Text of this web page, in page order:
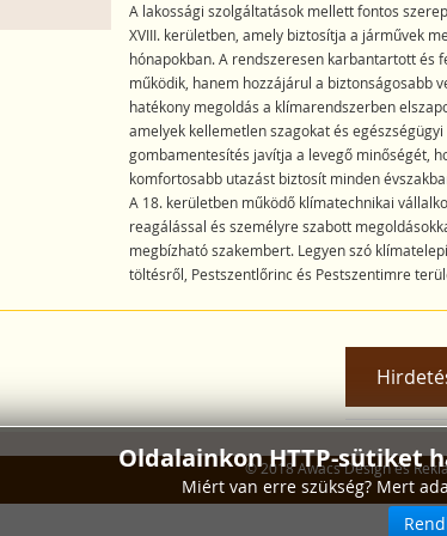
A lakossági szolgáltatások mellett fontos
XVIII. kerületben, amely biztosítja a járművek
hónapokban. A rendszeresen karbantartott és
működik, hanem hozzájárul a biztonságosabb
hatékony megoldás a klímarendszerben
amelyek kellemetlen szagokat és
gombamentesítés javítja a levegő minőségét,
komfortosabb utazást biztosít minden
A 18. kerületben működő klímatechnikai
reagálással és személyre szabott
megbízható szakembert. Legyen szó
töltésről, Pestszentlőrinc és Pestszentimre
Oldalainkon HTTP-sütiket
Miért van erre szükség? Mert
© 2018 Awacs Design és